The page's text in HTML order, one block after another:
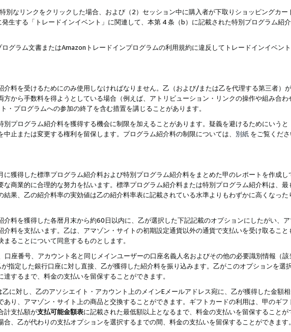
なリンクをクリックした場合、および（2）セッション中に購入者が下取りショッピングカー
生する「トレードインイベント」に関連して、本第 4 条（b）に記載された特別プログラム紹
グラム文書またはAmazonトレードインプログラムの利用規約に違反してトレードインイベン
料を受けるためにのみ使用しなければなりません。乙（および/または乙を代理する第三者）
から手数料を得ようとしている場合（例えば、アトリビューション・リンクの操作や組み合わ
プログラムへの参加の終了を含む措置を講じることがあります。
プログラム紹介料を獲得する機会に制限を加えることがあります。疑義を避けるためにいうと
止または変更する権利を留保します。プログラム紹介料の制限については、 別紙 をご覧くだ
獲得した標準プログラム紹介料および特別プログラム紹介料をまとめた甲のレポートを作成し
商業的に合理的な努力を払います。標準プログラム紹介料または特別プログラム紹介料は、
結果、乙の紹介料率の実効値は乙の紹介料率表に記載されている水準よりもわずかに高くなった
料を獲得した各暦月末から約60日以内に、乙が選択した下記記載のオプションにしたがい、
料を支払います。乙は、アマゾン・サイトの初期設定通貨以外の通貨で支払いを受け取ること
ることについて同意するものとします。
座番号、アカウント名と同じメインユーザーの口座名義人名およびその他の必要識別情報（該
指定した銀行口座に対し直接、乙が獲得した紹介料を振り込みます。乙がこのオプションを選
達するまで、料金の支払いを留保することができます。
に対し、乙のアソシエイト・アカウント上のメインEメールアドレス宛に、乙が獲得した金額
り、アマゾン・サイト上の商品と交換することができます。ギフトカードの利用は、甲のギフ
計支払額が支払可能金額表に記載された最低額以上となるまで、料金の支払いを留保すること
、乙が代わりの支払オプションを選択するまでの間、料金の支払いを留保することができます。